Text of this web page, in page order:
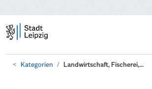
Kategorien Landwirtschaft, Fischerei,...